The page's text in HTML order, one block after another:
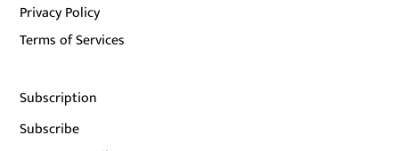
Privacy Policy
Terms of Services
Subscription
Subscribe